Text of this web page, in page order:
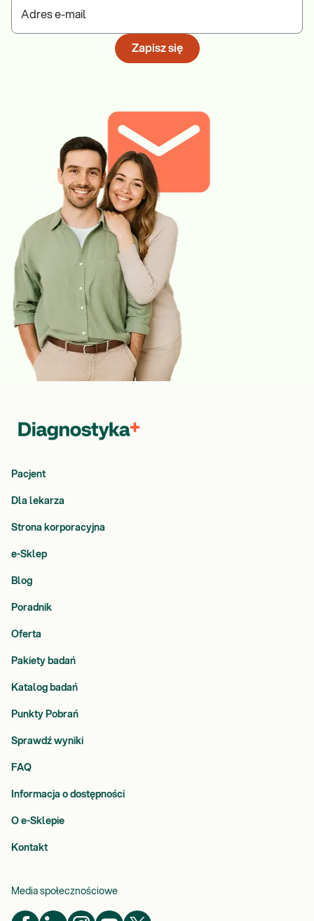
Adres e-mail
Zapisz się
Pacjent
Dla lekarza
Strona korporacyjna
e-Sklep
Blog
Poradnik
Oferta
Pakiety badań
Katalog badań
Punkty Pobrań
Sprawdź wyniki
FAQ
Informacja o dostępności
O e-Sklepie
Kontakt
Media społecznościowe